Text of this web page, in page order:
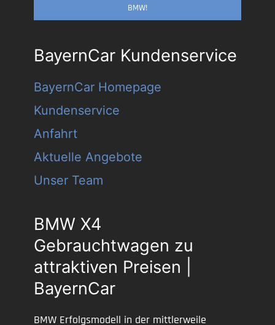
BMW!
BayernCar Kundenservice
BayernCar Homepage
Kundenservice
Anfahrt
Aktuelle Angebote
Unser Team
BMW X4
Gebrauchtwagen zu
attraktiven Preisen |
BayernCar
BMW Erfolgsmodell in der mittlerweile